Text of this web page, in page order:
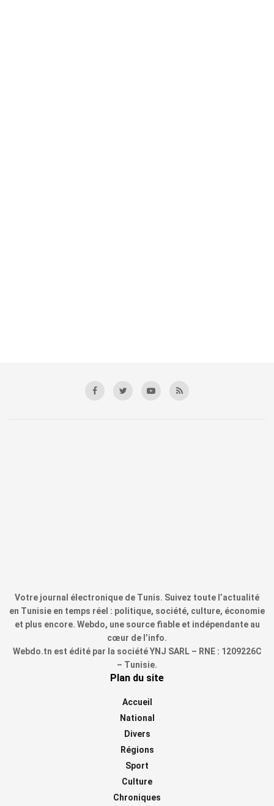
Votre journal électronique de Tunis. Suivez toute l’actualité
en Tunisie en temps réel : politique, société, culture, économie
et plus encore. Webdo, une source fiable et indépendante au
cœur de l’info.
Webdo.tn est édité par la société YNJ SARL – RNE : 1209226C
– Tunisie.
Plan du site
Accueil
National
Divers
Régions
Sport
Culture
Chroniques